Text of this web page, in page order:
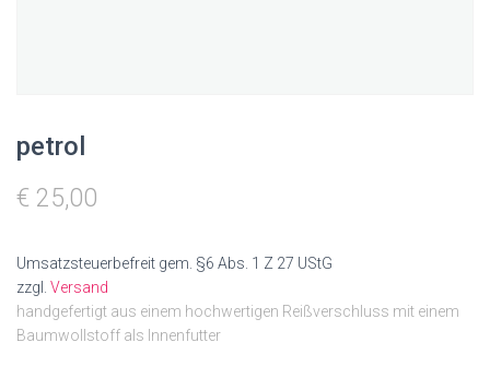
petrol
€ 25,00
Umsatzsteuerbefreit gem. §6 Abs. 1 Z 27 UStG
zzgl. Versand
handgefertigt aus einem hochwertigen Reißverschluss mit einem
Baumwollstoff als Innenfutter